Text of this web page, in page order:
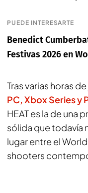
PUEDE INTERESARTE
Benedict
Festivas 2026 en
Tras varias horas
PC, Xbox Series y
HEAT es la de
sólida que todavía
lugar entre el
shooters